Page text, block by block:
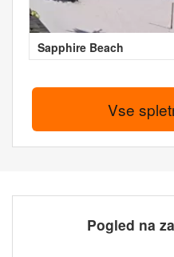
Sapphire Beach
Vse
Pogled na